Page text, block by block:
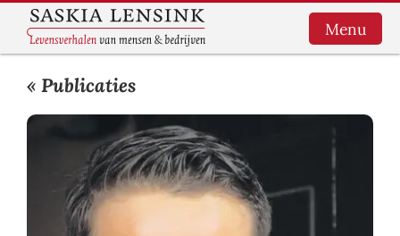
LEVENSVERHALEN
BEDRIJFSBOEKEN
SCHRIJFHULP
Menu
« Publicaties